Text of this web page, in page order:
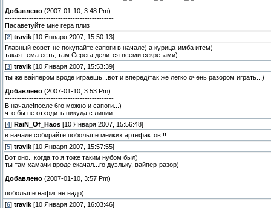
Добавлено (2007-01-10, 3:48 Pm)
---------------------------------------------
Пасаветуйте мне гера плиз
[2] travik [10 Января 2007, 15:50:13]
Главный совет-не покупайте сапоги в начале) а курица-имба итем)
такая тема есть, там Серега делится всеми секретами)
[3] travik [10 Января 2007, 15:53:39]
ты же вайпером вроде играешь...вот и вперед)так же легко очень разором играть...)
Добавлено (2007-01-10, 3:53 Pm)
---------------------------------------------
В начале!после 6го можно и сапоги...)
что бы не отходить никуда с линии...
[4] RaiN_Of_Haos [10 Января 2007, 15:56:48]
в начале собирайте побольше мелких артефактов!!!
[5] travik [10 Января 2007, 15:57:55]
Вот оно...когда то я тоже таким нубом был)
ты там хамачи вроде скачал...го дуэльку, вайпер-разор)
Добавлено (2007-01-10, 3:57 Pm)
---------------------------------------------
побольше нафиг не надо)
[6] travik [10 Января 2007, 16:03:46]